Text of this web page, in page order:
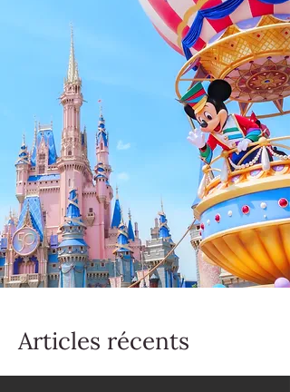
Articles récents